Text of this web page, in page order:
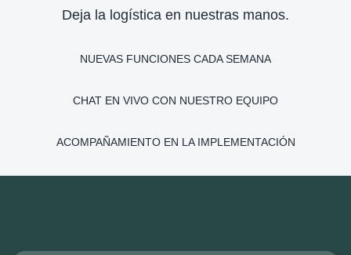
Deja la logística en nuestras manos.
NUEVAS FUNCIONES CADA SEMANA
CHAT EN VIVO CON NUESTRO EQUIPO
ACOMPAÑAMIENTO EN LA IMPLEMENTACIÓN